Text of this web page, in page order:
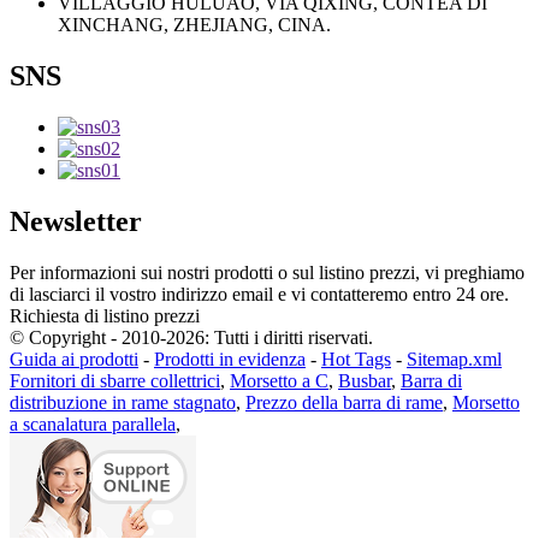
XINCHANG, ZHEJIANG, CINA.
SNS
Newsletter
Per informazioni sui nostri prodotti o sul listino prezzi, vi preghiamo
di lasciarci il vostro indirizzo email e vi contatteremo entro 24 ore.
Richiesta di listino prezzi
© Copyright - 2010-2026: Tutti i diritti riservati.
Guida ai prodotti - Prodotti in evidenza - Hot Tags - Sitemap.xml
Fornitori di sbarre collettrici, Morsetto a C, Busbar, Barra di
distribuzione in rame stagnato, Prezzo della barra di rame, Morsetto
a scanalatura parallela,